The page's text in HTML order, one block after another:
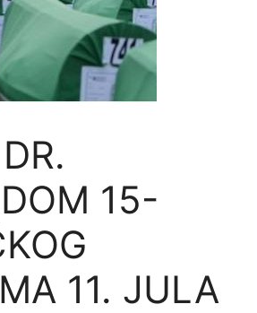
15-
11. JULA